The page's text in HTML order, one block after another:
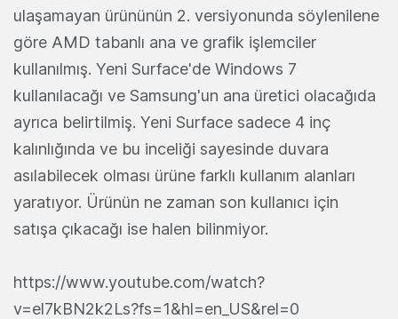
ulaşamayan ürününün 2. versiyonunda söylenilene
göre AMD tabanlı ana ve grafik işlemciler
kullanılmış. Yeni Surface'de Windows 7
kullanılacağı ve Samsung'un ana üretici olacağıda
ayrıca belirtilmiş. Yeni Surface sadece 4 inç
kalınlığında ve bu inceliği sayesinde duvara
asılabilecek olması ürüne farklı kullanım alanları
yaratıyor. Ürünün ne zaman son kullanıcı için
satışa çıkacağı ise halen bilinmiyor.
https://www.youtube.com/watch?
v=el7kBN2k2Ls?fs=1&hl=en_US&rel=0